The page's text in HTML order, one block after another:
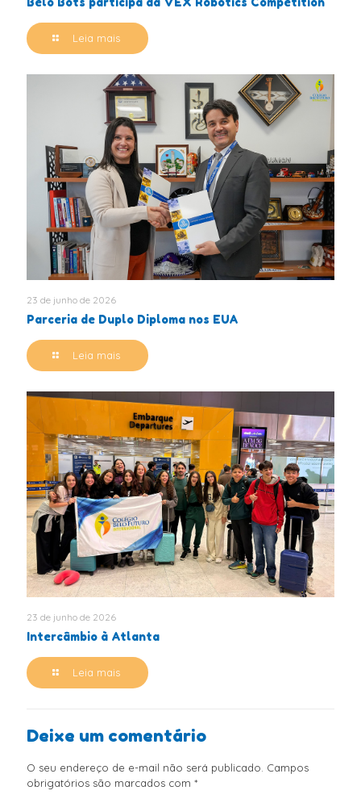
Leia mais
23 de junho de 2026
Parceria de Duplo Diploma nos EUA
Leia mais
23 de junho de 2026
Intercâmbio à Atlanta
Leia mais
Deixe um comentário
O seu endereço de e-mail não será publicado. Campos
obrigatórios são marcados com *